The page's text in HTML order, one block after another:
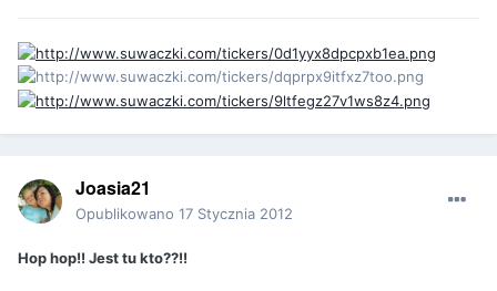
Joasia21
Opublikowano 17 Stycznia 2012
Hop hop!! Jest tu kto??!!